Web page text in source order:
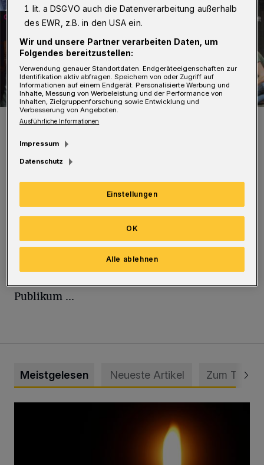
Das sind die Finalisten.
Was ist Theatersport? Dabei lösen Teams
dramatische Aufgaben. Eine
Improvisationskunst, die nach Spielkategorien
und Impulsen aus dem Publikum höchste
Publikum ...
Meistgelesen Neueste Artikel Zum Thema
1 lit. a DSGVO auch die Datenverarbeitung außerhalb
des EWR, z.B. in den USA ein.
Wir und unsere Partner verarbeiten Daten, um
Folgendes bereitzustellen:
Verwendung genauer Standortdaten. Endgeräteeigenschaften zur
Identifikation aktiv abfragen. Speichern von oder Zugriff auf
Informationen auf einem Endgerät. Personalisierte Werbung und
Inhalte, Messung von Werbeleistung und der Performance von
Inhalten, Zielgruppenforschung sowie Entwicklung und
Verbesserung von Angeboten.
Ausführliche Informationen
Impressum
Datenschutz
Einstellungen
Alle ablehnen
OK